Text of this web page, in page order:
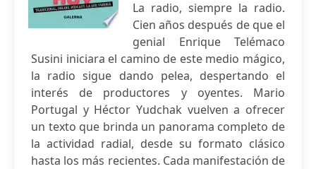
La radio, siempre la radio.
Cien años después de que el
genial Enrique Telémaco
Susini iniciara el camino de este medio mágico,
la radio sigue dando pelea, despertando el
interés de productores y oyentes. Mario
Portugal y Héctor Yudchak vuelven a ofrecer
un texto que brinda un panorama completo de
la actividad radial, desde su formato clásico
hasta los más recientes. Cada manifestación de